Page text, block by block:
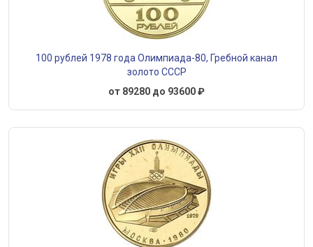
100 рублей 1978 года Олимпиада-80, Гребной канал
золото СССР
от 89280 до 93600 ₽